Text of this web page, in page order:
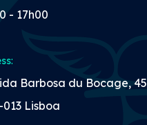
- 17h00
Barbosa du Bocage, 45
013 Lisboa